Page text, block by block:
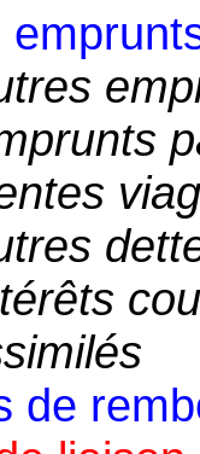
de